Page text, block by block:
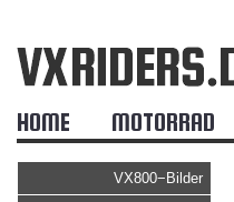
HOME MOTORRAD
VX800−Bilder